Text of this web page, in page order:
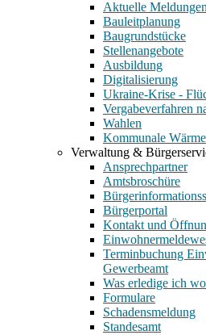
Aktuelle Meldungen
Bauleitplanung
Baugrundstücke
Stellenangebote
Ausbildung
Digitalisierung
Ukraine-Krise -
Vergabeverfahren
Wahlen
Kommunale
Verwaltung &
Ansprechpartner
Amtsbroschüre
Bürgerportal
Kontakt und
Terminbuchung
Gewerbeamt
Was erledige ich
Formulare
Schadensmeldung
Standesamt